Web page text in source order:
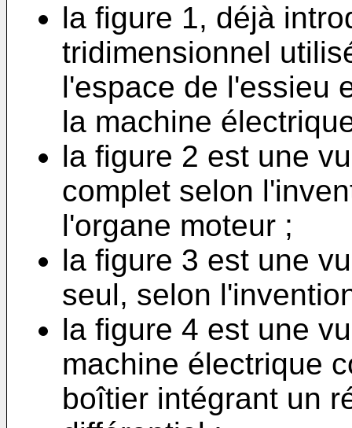
la figure 1, déjà
tridimensionnel
l'espace de l'essieu
la machine
la figure 2 est une
complet selon
l'organe moteur ;
la figure 3 est une
seul, selon
la figure 4 est une
machine électrique
boîtier intégrant un